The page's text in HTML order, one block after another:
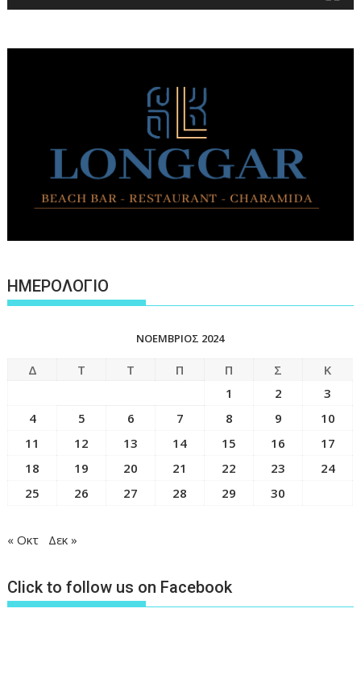
ΗΜΕΡΟΛΟΓΙΟ
ΝΟΈΜΒΡΙΟΣ 2024
Δ Τ Τ Π Π Σ
Κ
1
2
3
4
5 6 7 8 9
10
11
12 13 14 15 16
17
18
19 20 21 22 23
24
25
26 27 28 29 30
« Οκτ Δεκ »
Click to follow us on Facebook